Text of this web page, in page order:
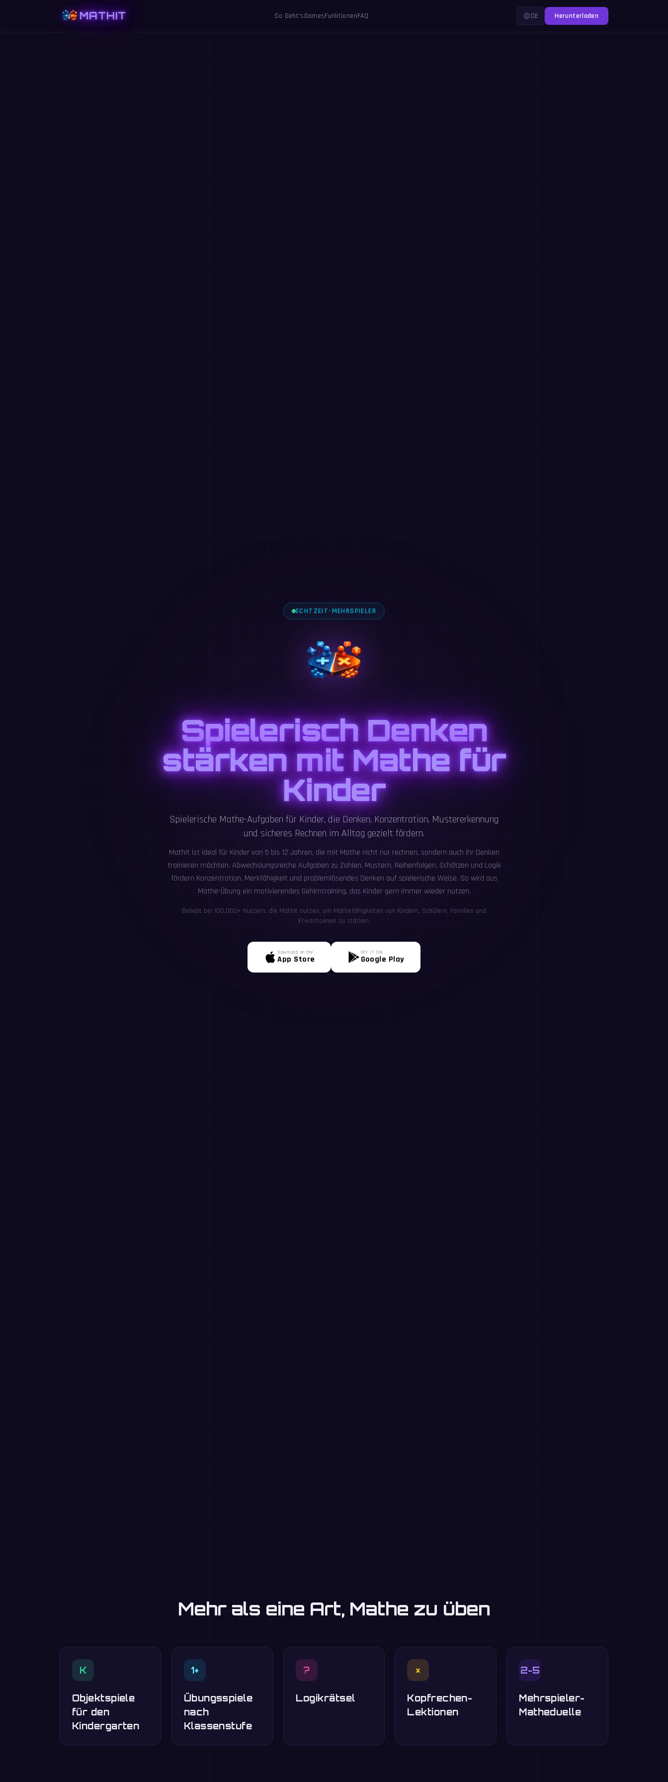
MATHIT So Geht'sGamesFunktionenFAQ DE Herunterladen
ECHTZEIT-MEHRSPIELER
Spielerisch Denken
stärken mit Mathe für
Kinder
Spielerische Mathe-Aufgaben für Kinder, die Denken, Konzentration, Mustererkennung
und sicheres Rechnen im Alltag gezielt fördern.
MathIt ist ideal für Kinder von 5 bis 12 Jahren, die mit Mathe nicht nur rechnen, sondern auch ihr Denken
trainieren möchten. Abwechslungsreiche Aufgaben zu Zahlen, Mustern, Reihenfolgen, Schätzen und Logik
fördern Konzentration, Merkfähigkeit und problemlösendes Denken auf spielerische Weise. So wird aus
Mathe-Übung ein motivierendes Gehirntraining, das Kinder gern immer wieder nutzen.
Beliebt bei 100,000+ Nutzern, die MathIt nutzen, um Mathefähigkeiten von Kindern, Schülern, Familien und
Erwachsenen zu stärken.
Download on the
App Store
GET IT ON
Google Play
Mehr als eine Art, Mathe zu üben
K
Objektspiele
für den
Kindergarten
1+
Übungsspiele
nach
Klassenstufe
?
Logikrätsel
×
Kopfrechen-
Lektionen
2-5
Mehrspieler-
Matheduelle